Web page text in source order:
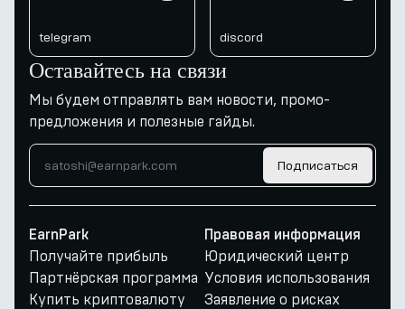
telegram discord
Оставайтесь на связи
Мы будем отправлять вам новости, промо-
предложения и полезные гайды.
Подписаться
EarnPark
Получайте прибыль
Партнёрская программа
Купить криптовалюту
Правовая информация
Юридический центр
Условия использования
Заявление о рисках